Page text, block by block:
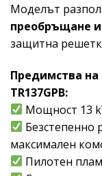
Моделът
преобръщане и
защитна
Предимства на
TR137GPB:
Мощност 13
Безстепенно
максимален
Пилотен